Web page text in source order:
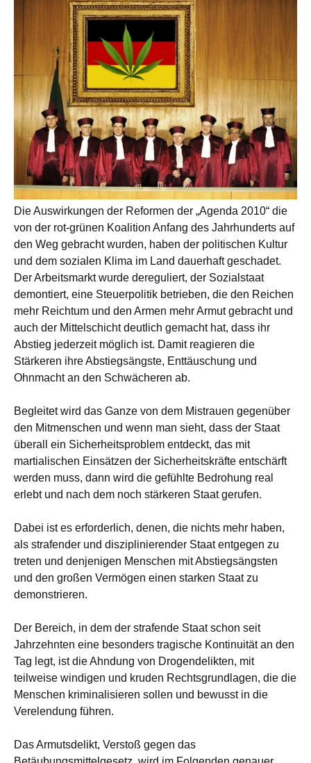
Die Auswirkungen der Reformen der „Agenda 2010“ die
von der rot-grünen Koalition Anfang des Jahrhunderts auf
den Weg gebracht wurden, haben der politischen Kultur
und dem sozialen Klima im Land dauerhaft geschadet.
Der Arbeitsmarkt wurde dereguliert, der Sozialstaat
demontiert, eine Steuerpolitik betrieben, die den Reichen
mehr Reichtum und den Armen mehr Armut gebracht und
auch der Mittelschicht deutlich gemacht hat, dass ihr
Abstieg jederzeit möglich ist. Damit reagieren die
Stärkeren ihre Abstiegsängste, Enttäuschung und
Ohnmacht an den Schwächeren ab.
Begleitet wird das Ganze von dem Mistrauen gegenüber
den Mitmenschen und wenn man sieht, dass der Staat
überall ein Sicherheitsproblem entdeckt, das mit
martialischen Einsätzen der Sicherheitskräfte entschärft
werden muss, dann wird die gefühlte Bedrohung real
erlebt und nach dem noch stärkeren Staat gerufen.
Dabei ist es erforderlich, denen, die nichts mehr haben,
als strafender und disziplinierender Staat entgegen zu
treten und denjenigen Menschen mit Abstiegsängsten
und den großen Vermögen einen starken Staat zu
demonstrieren.
Der Bereich, in dem der strafende Staat schon seit
Jahrzehnten eine besonders tragische Kontinuität an den
Tag legt, ist die Ahndung von Drogendelikten, mit
teilweise windigen und kruden Rechtsgrundlagen, die die
Menschen kriminalisieren sollen und bewusst in die
Verelendung führen.
Das Armutsdelikt, Verstoß gegen das